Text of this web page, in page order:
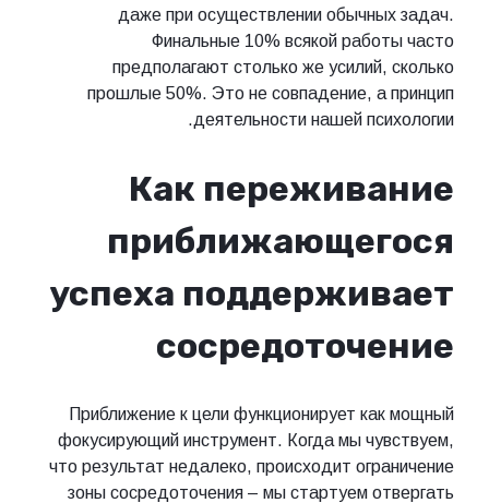
даже при осуществлении обычных задач.
Финальные 10% всякой работы часто
предполагают столько же усилий, сколько
прошлые 50%. Это не совпадение, а принцип
деятельности нашей психологии.
Как переживание
приближающегося
успеха поддерживает
сосредоточение
Приближение к цели функционирует как мощный
фокусирующий инструмент. Когда мы чувствуем,
что результат недалеко, происходит ограничение
зоны сосредоточения – мы стартуем отвергать